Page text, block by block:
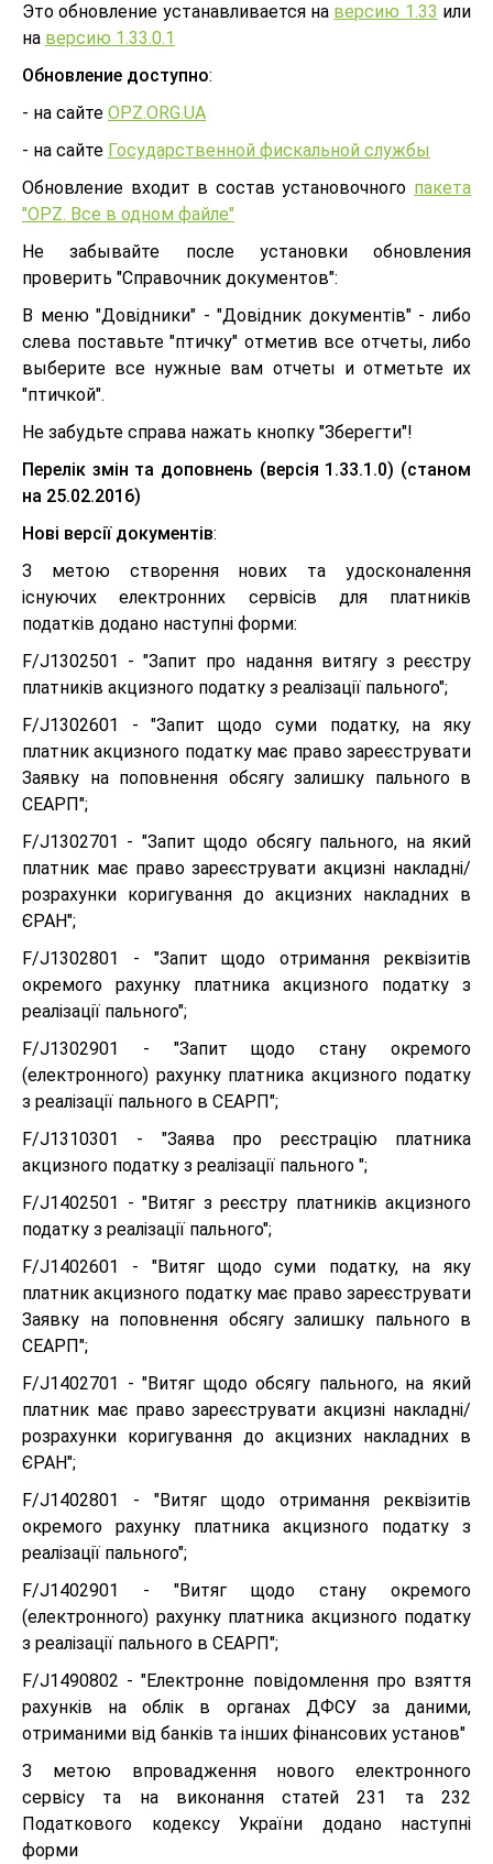
Это обновление устанавливается на версию 1.33 или
на версию 1.33.0.1
Обновление доступно:
- на сайте OPZ.ORG.UA
- на сайте Государственной фискальной службы
Обновление входит в состав установочного пакета
"OPZ. Все в одном файле"
Не забывайте после установки обновления
проверить "Cправочник документов":
В меню "Довідники" - "Довідник документів" - либо
слева поставьте "птичку" отметив все отчеты, либо
выберите все нужные вам отчеты и отметьте их
"птичкой".
Не забудьте справа нажать кнопку "Зберегти"!
Перелік змін та доповнень (версія 1.33.1.0) (станом
на 25.02.2016)
Нові версії документів:
З метою створення нових та удосконалення
існуючих електронних сервісів для платників
податків додано наступні форми:
F/J1302501 - "Запит про надання витягу з реєстру
платників акцизного податку з реалізації пального";
F/J1302601 - "Запит щодо суми податку, на яку
платник акцизного податку має право зареєструвати
Заявку на поповнення обсягу залишку пального в
СЕАРП";
F/J1302701 - "Запит щодо обсягу пального, на який
платник має право зареєструвати акцизні накладні/
розрахунки коригування до акцизних накладних в
ЄРАН";
F/J1302801 - "Запит щодо отримання реквізитів
окремого рахунку платника акцизного податку з
реалізації пального";
F/J1302901 - "Запит щодо стану окремого
(електронного) рахунку платника акцизного податку
з реалізації пального в СЕАРП";
F/J1310301 - "Заява про реєстрацію платника
акцизного податку з реалізації пального ";
F/J1402501 - "Витяг з реєстру платників акцизного
податку з реалізації пального";
F/J1402601 - "Витяг щодо суми податку, на яку
платник акцизного податку має право зареєструвати
Заявку на поповнення обсягу залишку пального в
СЕАРП";
F/J1402701 - "Витяг щодо обсягу пального, на який
платник має право зареєструвати акцизні накладні/
розрахунки коригування до акцизних накладних в
ЄРАН";
F/J1402801 - "Витяг щодо отримання реквізитів
окремого рахунку платника акцизного податку з
реалізації пального";
F/J1402901 - "Витяг щодо стану окремого
(електронного) рахунку платника акцизного податку
з реалізації пального в СЕАРП";
F/J1490802 - "Електронне повідомлення про взяття
рахунків на облік в органах ДФСУ за даними,
отриманими від банків та інших фінансових установ"
З метою впровадження нового електронного
сервісу та на виконання статей 231 та 232
Податкового кодексу України додано наступні
форми